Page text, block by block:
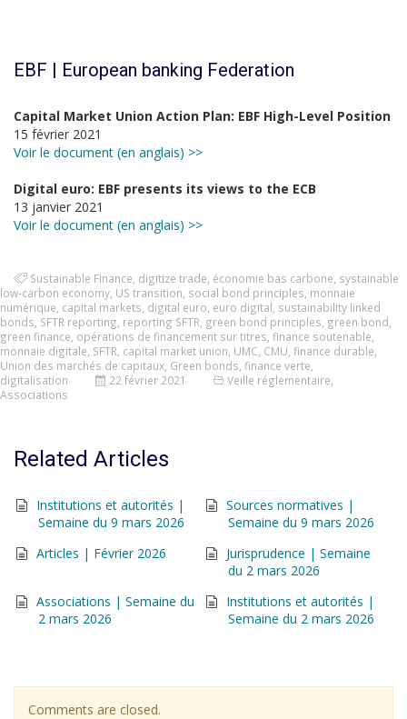
EBF | European banking Federation
Capital Market Union Action Plan: EBF High-Level Position
15 février 2021
Voir le document (en anglais) >>
Digital euro: EBF presents its views to the ECB
13 janvier 2021
Voir le document (en anglais) >>
Sustainable Finance digitize trade économie bas carbone systainable
low-carbon economy US transition social bond principles monnaie
numérique capital markets digital euro euro digital sustainability linked
bonds SFTR reporting reporting SFTR green bond principles green bond
green finance opérations de financement sur titres finance soutenable
monnaie digitale SFTR capital market union UMC CMU finance durable
Union des marchés de capitaux Green bonds finance verte
digitalisation
22 février 2021 Veille réglementaire
Associations
Related Articles
Institutions et autorités |
Semaine du 9 mars 2026
Sources normatives |
Semaine du 9 mars 2026
Articles | Février 2026
Jurisprudence | Semaine
du 2 mars 2026
Associations | Semaine du
2 mars 2026
Institutions et autorités |
Semaine du 2 mars 2026
Comments are closed.